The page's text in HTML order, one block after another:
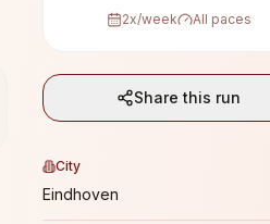
2x/week All paces
Share this run
City
Eindhoven